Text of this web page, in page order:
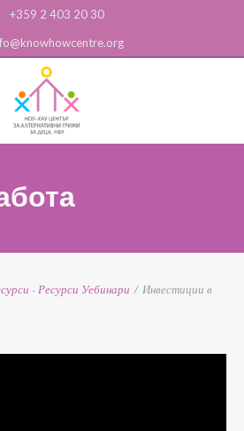
+359 2 403 20 30
- Ресурси Уебинари / Инвестиции в